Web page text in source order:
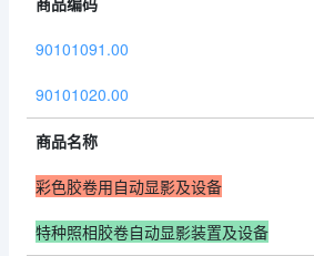
90101091.00
90101020.00
商品名称
彩色胶卷用自动显影及设备
特种照相胶卷自动显影装置及设备